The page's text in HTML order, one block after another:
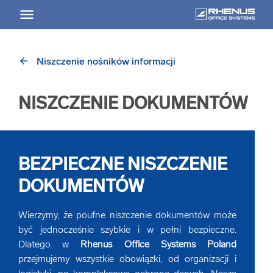
ARCHIWIZOWANIE DOKUMENTÓW
Archiwizacja dokumentów
Archiwizacja akt arrow_forward
Archiwizacja danych elektronicznych
PRZECHOWYWANIE DOKUMENTACJI
Przechowywanie dokumentów
Przechowywanie akt arrow_forward
USŁUGI DIGITALIZACJYJNE
Digitalizacja dokumentów
E-teczka - digitalizacja dokumentacji pracowniczej
Digitalizacja dokumentacji technicznej i
OSUSZANIE DOKUMENTÓW
Osuszanie dokumentów
Fumigacja dokumentów
Radiacja dokumentów
POZOSTAŁE USŁUGI
Refurbishing
Optymalizacja procesów biznesowych
Outsourcing procesów biznesowych
arrow_back Niszczenie nośników informacji
NISZCZENIE DOKUMENTÓW
BEZPIECZNE NISZCZENIE
DOKUMENTÓW
Wierzymy, że poufne niszczenie dokumentów może
być jednocześnie szybkie i w pełni bezpieczne.
Dlatego w
Rhenus Office Systems Poland
przejmujemy wszystkie obowiązki, od organizacji i